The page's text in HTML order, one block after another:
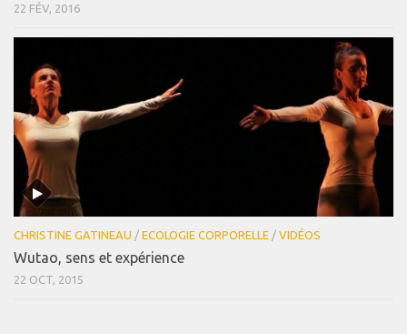
22 FÉV, 2016
CHRISTINE GATINEAU / ECOLOGIE CORPORELLE / VIDÉOS
Wutao, sens et expérience
22 OCT, 2015